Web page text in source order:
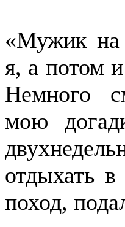
«Мужик на
я, а потом
Немного
мою
отдыхать
поход,